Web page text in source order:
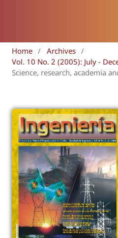
Home / Archives /
Vol. 10 No. 2 (2005): July -
Science, research, academia